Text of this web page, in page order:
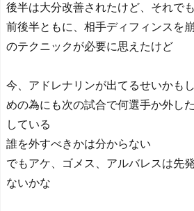
後半は大分改善されたけど、それで
前後半ともに、相手ディフィンスを
のテクニックが必要に思えたけど
今、アドレナリンが出てるせいかも
めの為にも次の試合で何選手か外し
している
誰を外すべきかは分からない
でもアケ、ゴメス、アルバレスは先
ないかな